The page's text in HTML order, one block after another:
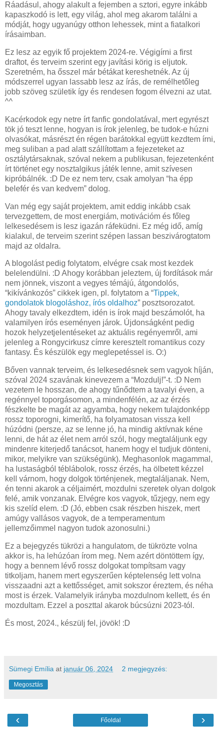
Ráadásul, ahogy alakult a fejemben a sztori, egyre inkább
kapaszkodó is lett, egy világ, ahol meg akarom találni a
módját, hogy ugyanúgy otthon lehessek, mint a fiatalkori
írásaimban.
Ez lesz az egyik fő projektem 2024-re. Végigírni a first
draftot, és terveim szerint egy javítási körig is eljutok.
Szeretném, ha ősszel már bétákat kereshetnék. Az új
módszerrel ugyan lassabb lesz az írás, de remélhetőleg
jobb szöveg születik így és rendesen fogom élvezni az utat.
^^
Kacérkodok egy netre írt fanfic gondolatával, mert egyrészt
tök jó teszt lenne, hogyan is írok jelenleg, be tudok-e húzni
olvasókat, másrészt én régen barátokkal együtt kezdtem írni,
meg suliban a pad alatt szállítottam a fejezeteket az
osztálytársaknak, szóval nekem a publikusan, fejezetenként
írt történet egy nosztalgikus játék lenne, amit szívesen
kipróbálnék. :D De ez nem terv, csak amolyan “ha épp
belefér és van kedvem” dolog.
Van még egy saját projektem, amit eddig inkább csak
tervezgettem, de most energiám, motivációm és főleg
lelkesedésem is lesz igazán ráfeküdni. Ez még idő, amíg
kialakul, de terveim szerint szépen lassan beszivárogtatom
majd az oldalra.
A blogolást pedig folytatom, elvégre csak most kezdek
belelendülni. :D Ahogy korábban jeleztem, új fordítások már
nem jönnek, viszont a vegyes témájú, átgondolós,
“kikívánkozós” cikkek igen, pl. folytatom a “Tippek,
gondolatok blogoláshoz, írós oldalhoz” posztsorozatot.
Ahogy tavaly elkezdtem, idén is írok majd beszámolót, ha
valamilyen írós eseményen járok. Újdonságként pedig
hozok helyzetjelentéseket az aktuális regényemről, ami
jelenleg a Rongycirkusz címre keresztelt romantikus cozy
fantasy. És készülök egy meglepetéssel is. O:)
Bőven vannak terveim, és lelkesedésnek sem vagyok híján,
szóval 2024 szavának kinevezem a “Mozdulj!”-t. :D Nem
vezetem le hosszan, de ahogy tűnődtem a tavalyi éven, a
regénnyel toporgásomon, a mindenfélén, az az érzés
fészkelte be magát az agyamba, hogy nekem tulajdonképp
rossz toporogni, kimerítő, ha folyamatosan vissza kell
húzódni (persze, az se lenne jó, ha mindig aktívnak kéne
lenni, de hát az élet nem arról szól, hogy megtaláljunk egy
mindenre kiterjedő tanácsot, hanem hogy el tudjuk dönteni,
mikor, melyikre van szükségünk). Meghasonlok magammal,
ha lustaságból téblábolok, rossz érzés, ha ölbetett kézzel
kell várnom, hogy dolgok történjenek, megtaláljanak. Nem,
én tenni akarok a céljaimért, mozdulni szeretek olyan dolgok
felé, amik vonzanak. Elvégre kos vagyok, tűzjegy, nem egy
kis szelíd elem. :D (Jó, ebben csak részben hiszek, mert
amúgy vallásos vagyok, de a temperamentum
jellemzőimmel nagyon tudok azonosulni.)
Ez a bejegyzés tükrözi a hangulatom, de tükrözte volna
akkor is, ha lehúzóan írom meg. Nem azért döntöttem így,
hogy a bennem lévő rossz dolgokat tompítsam vagy
titkoljam, hanem mert egyszerűen képtelenség lett volna
visszaadni azt a kettősséget, amit sokszor éreztem, és néha
most is érzek. Valamelyik irányba mozdulnom kellett, és én
mozdultam. Ezzel a poszttal akarok búcsúzni 2023-tól.
És most, 2024., készülj fel, jövök! :D
Sümegi Emília at január 06, 2024 2 megjegyzés:
Megosztás
‹ ›
Főoldal